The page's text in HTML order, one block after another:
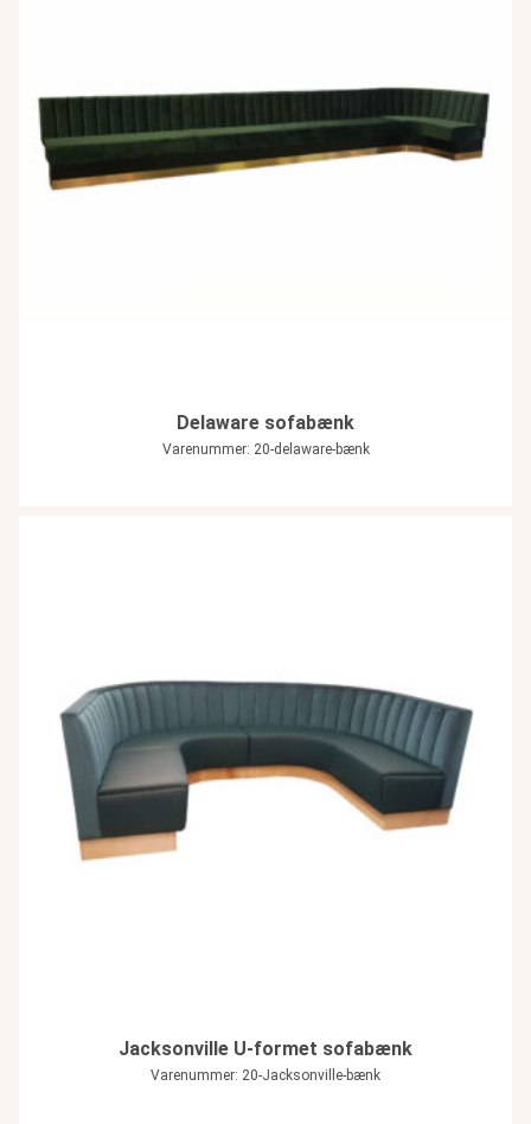
Delaware sofabænk
Varenummer: 20-delaware-bænk
Jacksonville U-formet sofabænk
Varenummer: 20-Jacksonville-bænk